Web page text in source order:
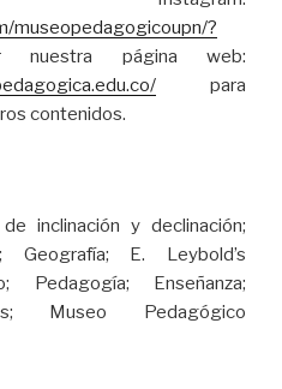
museopedagogicoupn/?
página web:
para
contenidos.
de inclinación y declinación;
Geografía; E. Leybold’s
Pedagogía; Enseñanza;
Museo Pedagógico